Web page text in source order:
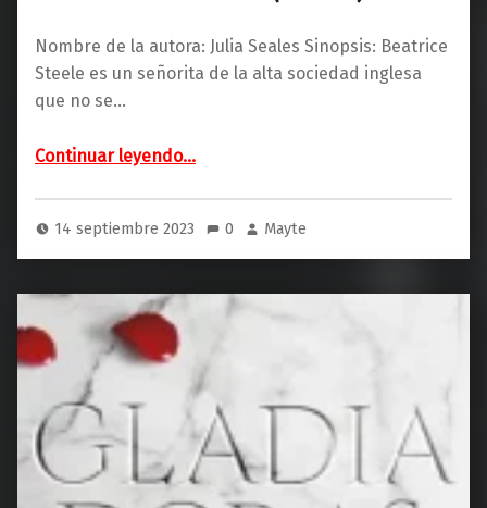
Nombre de la autora: Julia Seales Sinopsis: Beatrice
Steele es un señorita de la alta sociedad inglesa
que no se…
Continuar leyendo…
14 septiembre 2023 0 Mayte